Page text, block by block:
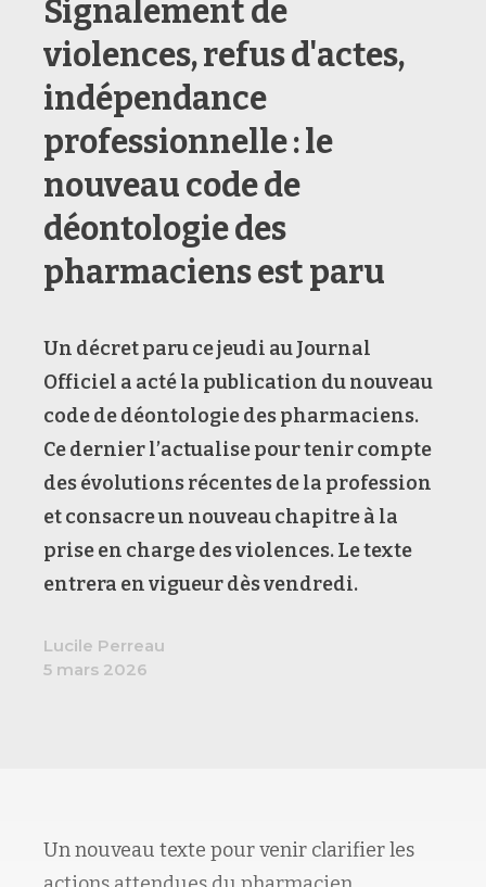
Signalement de
violences, refus d'actes,
indépendance
professionnelle : le
nouveau code de
déontologie des
pharmaciens est paru
Un décret paru ce jeudi au Journal
Officiel a acté la publication du nouveau
code de déontologie des pharmaciens.
Ce dernier l’actualise pour tenir compte
des évolutions récentes de la profession
et consacre un nouveau chapitre à la
prise en charge des violences. Le texte
entrera en vigueur dès vendredi.
Lucile Perreau
5 mars 2026
Un nouveau texte pour venir clarifier les